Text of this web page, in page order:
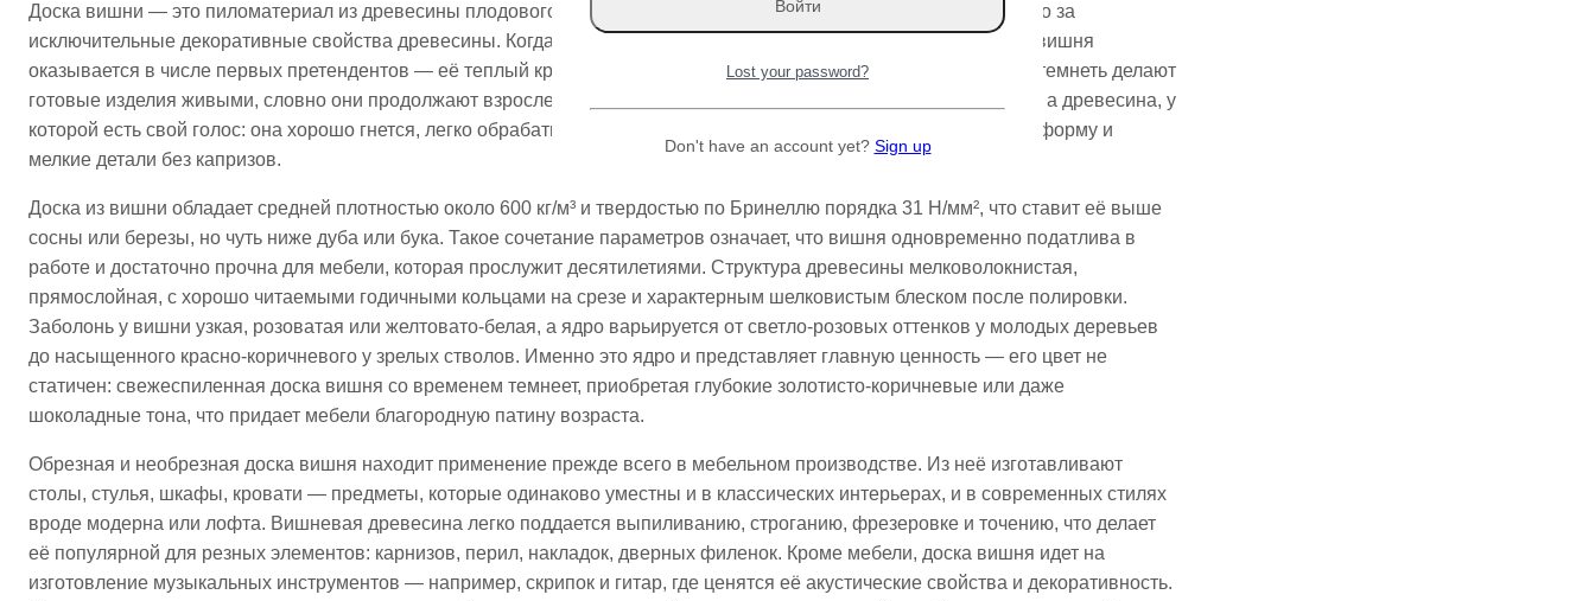
Доска вишни — это пиломатериал из древесины плодового дерева, которое ценится не столько за урожай, сколько за
исключительные декоративные свойства древесины. Когда речь заходит о материалах для мебели с характером, вишня
оказывается в числе первых претендентов — её теплый красновато-коричневый тон и способность со временем темнеть делают
готовые изделия живыми, словно они продолжают взрослеть вместе с интерьером. Это не просто стройматериал, а древесина, у
которой есть свой голос: она хорошо гнется, легко обрабатывается и при этом достаточно плотна, чтобы держать форму и
мелкие детали без капризов.​
Доска из вишни обладает средней плотностью около 600 кг/м³ и твердостью по Бринеллю порядка 31 Н/мм², что ставит её выше
сосны или березы, но чуть ниже дуба или бука. Такое сочетание параметров означает, что вишня одновременно податлива в
работе и достаточно прочна для мебели, которая прослужит десятилетиями. Структура древесины мелковолокнистая,
прямослойная, с хорошо читаемыми годичными кольцами на срезе и характерным шелковистым блеском после полировки.
Заболонь у вишни узкая, розоватая или желтовато-белая, а ядро варьируется от светло-розовых оттенков у молодых деревьев
до насыщенного красно-коричневого у зрелых стволов. Именно это ядро и представляет главную ценность — его цвет не
статичен: свежеспиленная доска вишня со временем темнеет, приобретая глубокие золотисто-коричневые или даже
шоколадные тона, что придает мебели благородную патину возраста.​
Обрезная и необрезная доска вишня находит применение прежде всего в мебельном производстве. Из неё изготавливают
столы, стулья, шкафы, кровати — предметы, которые одинаково уместны и в классических интерьерах, и в современных стилях
вроде модерна или лофта. Вишневая древесина легко поддается выпиливанию, строганию, фрезеровке и точению, что делает
её популярной для резных элементов: карнизов, перил, накладок, дверных филенок. Кроме мебели, доска вишня идет на
изготовление музыкальных инструментов — например, скрипок и гитар, где ценятся её акустические свойства и декоративность.
Lost your password?
Don't have an account yet? Sign up